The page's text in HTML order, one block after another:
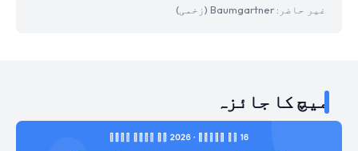
غیر حاضر: Baumgartner (زخمی)
میچ کا جائزہ